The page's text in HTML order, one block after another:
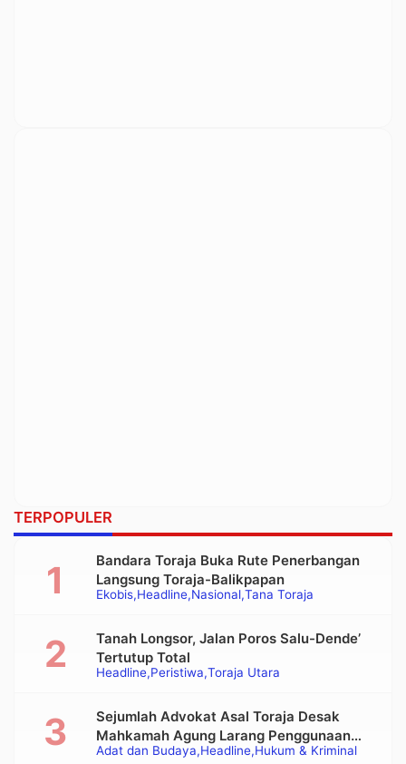
TERPOPULER
Ekobis Headline Nasional Tana Toraja
Bandara Toraja Buka Rute Penerbangan
Langsung Toraja-Balikpapan
Headline Peristiwa Toraja Utara
Tanah Longsor, Jalan Poros Salu-Dende’
Tertutup Total
Adat dan Budaya Headline Hukum & Kriminal
Sejumlah Advokat Asal Toraja Desak
Mahkamah Agung Larang Penggunaan
Alat Berat pada Eksekusi Rumah Adat